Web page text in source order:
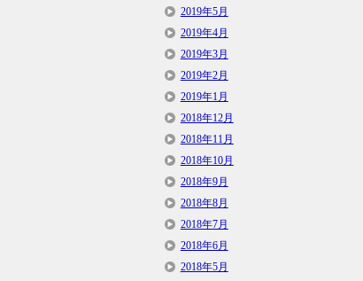
2019年5月
2019年4月
2019年3月
2019年2月
2019年1月
2018年12月
2018年11月
2018年10月
2018年9月
2018年8月
2018年7月
2018年6月
2018年5月